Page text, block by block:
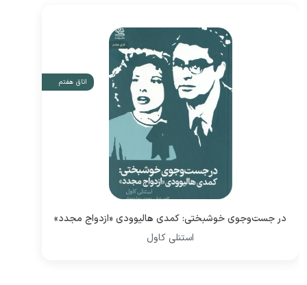
اتاق هفتم
در جست‌‌وجوی خوشبختی: کمدی هالیوودی «ازدواج مجدد»
استنلی کاول